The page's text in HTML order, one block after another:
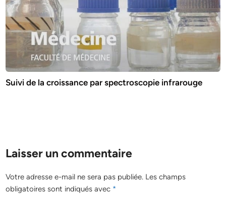
Suivi de la croissance par spectroscopie infrarouge
Laisser un commentaire
Votre adresse e-mail ne sera pas publiée. Les champs
obligatoires sont indiqués avec *